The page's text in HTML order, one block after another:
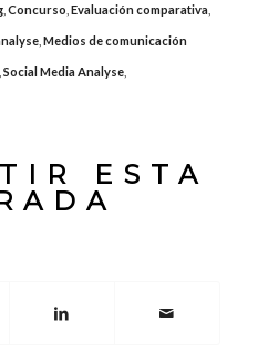
, Concurso Evaluación comparativa,
, Medios de comunicación
Social Media Analyse,
ESTA